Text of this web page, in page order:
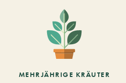
MEHRJÄHRIGE KRÄUTER